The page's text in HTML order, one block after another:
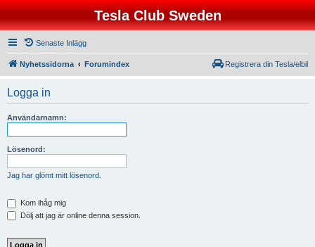
Tesla Club Sweden
Senaste Inlägg
Nyhetssidorna Forumindex Registrera din Tesla/elbil
Logga in
Användarnamn:
Lösenord:
Jag har glömt mitt lösenord.
Kom ihåg mig
Dölj att jag är online denna session.